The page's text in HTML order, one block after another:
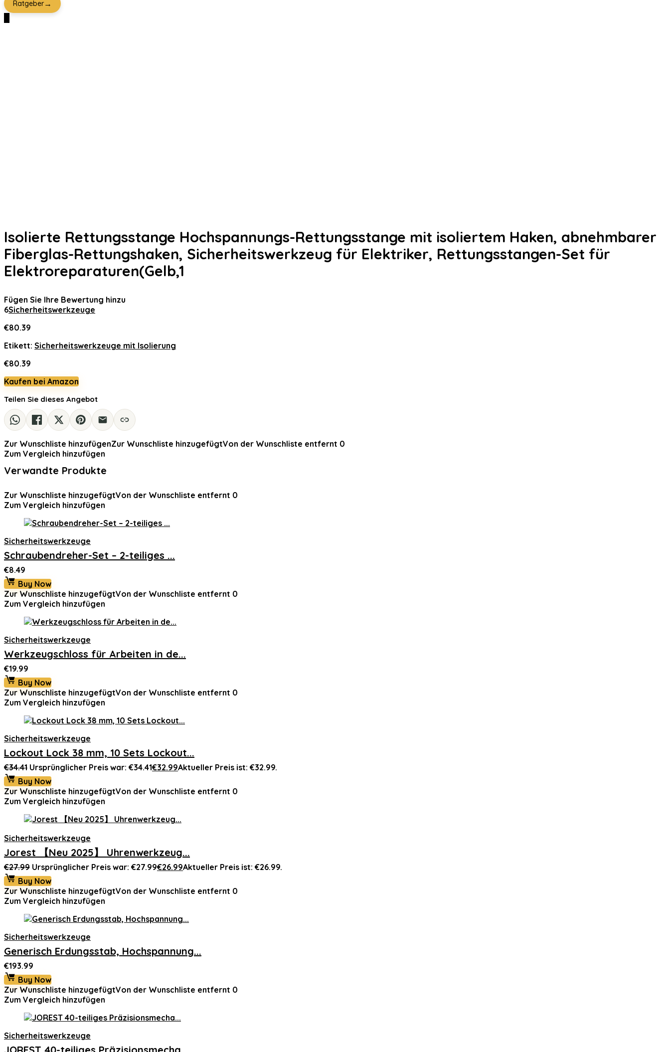
Ratgeber→
Isolierte Rettungsstange Hochspannungs-Rettungsstange mit isoliertem Haken, abnehmbarer
Fiberglas-Rettungshaken, Sicherheitswerkzeug für Elektriker, Rettungsstangen-Set für
Elektroreparaturen(Gelb,1
Fügen Sie Ihre Bewertung hinzu
6Sicherheitswerkzeuge
€80.39
Etikett: Sicherheitswerkzeuge mit Isolierung
€80.39
Kaufen bei Amazon
Teilen Sie dieses Angebot
Zur Wunschliste hinzufügenZur Wunschliste hinzugefügtVon der Wunschliste entfernt 0
Zum Vergleich hinzufügen
Verwandte Produkte
Zur Wunschliste hinzugefügtVon der Wunschliste entfernt 0
Zum Vergleich hinzufügen
Sicherheitswerkzeuge
Schraubendreher-Set – 2-teiliges ...
€8.49
Buy Now
Zur Wunschliste hinzugefügtVon der Wunschliste entfernt 0
Zum Vergleich hinzufügen
Sicherheitswerkzeuge
Werkzeugschloss für Arbeiten in de...
€19.99
Buy Now
Zur Wunschliste hinzugefügtVon der Wunschliste entfernt 0
Zum Vergleich hinzufügen
Sicherheitswerkzeuge
Lockout Lock 38 mm, 10 Sets Lockout...
€34.41 Ursprünglicher Preis war: €34.41€32.99Aktueller Preis ist: €32.99.
Buy Now
Zur Wunschliste hinzugefügtVon der Wunschliste entfernt 0
Zum Vergleich hinzufügen
Sicherheitswerkzeuge
Jorest 【Neu 2025】 Uhrenwerkzeug...
€27.99 Ursprünglicher Preis war: €27.99€26.99Aktueller Preis ist: €26.99.
Buy Now
Zur Wunschliste hinzugefügtVon der Wunschliste entfernt 0
Zum Vergleich hinzufügen
Sicherheitswerkzeuge
Generisch Erdungsstab, Hochspannung...
€193.99
Buy Now
Zur Wunschliste hinzugefügtVon der Wunschliste entfernt 0
Zum Vergleich hinzufügen
Sicherheitswerkzeuge